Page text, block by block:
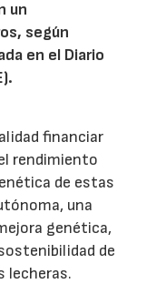
un
según
en el Diario
financiar
rendimiento
de estas
una
genética,
de
lecheras.